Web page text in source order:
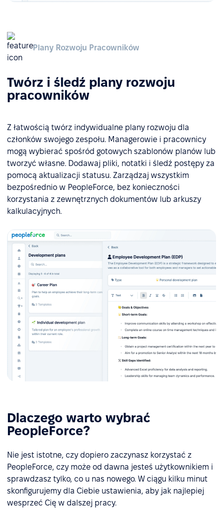
Plany Rozwoju Pracowników
Twórz i śledź plany rozwoju
pracowników
Z łatwością twórz indywidualne plany rozwoju dla
członków swojego zespołu. Managerowie i pracownicy
mogą wybierać spośród gotowych szablonów planów lub
tworzyć własne. Dodawaj pliki, notatki i śledź postępy za
pomocą aktualizacji statusu. Zarządzaj wszystkim
bezpośrednio w PeopleForce, bez konieczności
korzystania z zewnętrznych dokumentów lub arkuszy
kalkulacyjnych.
Dlaczego warto wybrać
PeopleForce?
Nie jest istotne, czy dopiero zaczynasz korzystać z
PeopleForce, czy może od dawna jesteś użytkownikiem i
sprawdzasz tylko, co u nas nowego. W ciągu kilku minut
skonfigurujemy dla Ciebie ustawienia, aby jak najlepiej
wesprzeć Cię w dalszej pracy.